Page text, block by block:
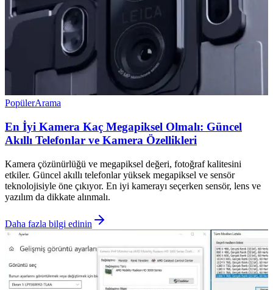
PopülerArama
En İyi Kamera Kaç Megapiksel Olmalı: Güncel
Akıllı Telefonlar ve Kamera Özellikleri
Kamera çözünürlüğü ve megapiksel değeri, fotoğraf kalitesini
etkiler. Güncel akıllı telefonlar yüksek megapiksel ve sensör
teknolojisiyle öne çıkıyor. En iyi kamerayı seçerken sensör, lens ve
yazılım da dikkate alınmalı.
Daha fazla bilgi edinin